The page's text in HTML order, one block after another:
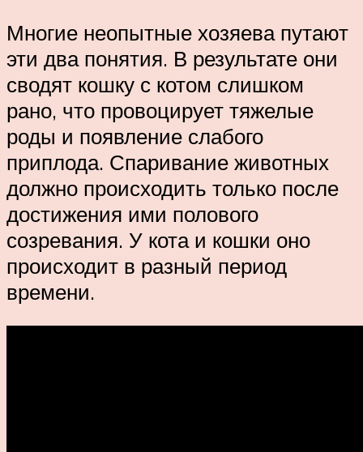
Многие неопытные хозяева путают
эти два понятия. В результате они
сводят кошку с котом слишком
рано, что провоцирует тяжелые
роды и появление слабого
приплода. Спаривание животных
должно происходить только после
достижения ими полового
созревания. У кота и кошки оно
происходит в разный период
времени.